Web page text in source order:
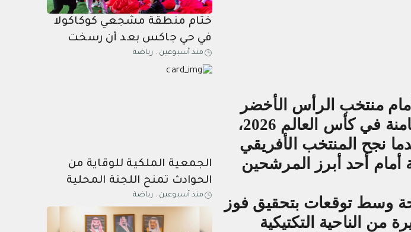
منتخب الرأس الأخضر
(0-0) ضمن منافسات الجولة الأولى للمجموعة الثامنة في كأس العالم 2026،
نجح المنتخب الأفريقي
أحد أبرز المرشحين
وسط توقعات بتحقيق فوز
من الناحية التكتيكية
ختام منطقة مشجعي كوكاكولا
في حي جاكس بعد أن رسخت
مكانتها كإحدى أبرز وجهات
الرياض لمتابعة كأس العالم
منذ أسبوعين . رياضة
‎الجمعية الملكية للوقاية من
الحوادث تمنح اللجنة المحلية
الجائزة الذهبية لعام 2026
منذ أسبوعين . رياضة